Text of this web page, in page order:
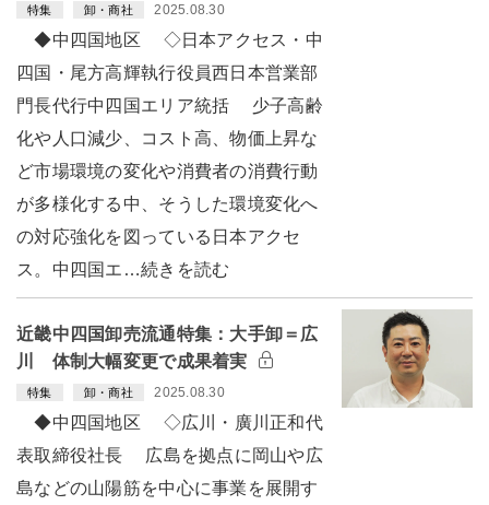
特集 卸・商社 2025.08.30
◆中四国地区 ◇日本アクセス・中
四国・尾方高輝執行役員西日本営業部
門長代行中四国エリア統括 少子高齢
化や人口減少、コスト高、物価上昇な
ど市場環境の変化や消費者の消費行動
が多様化する中、そうした環境変化へ
の対応強化を図っている日本アクセ
ス。中四国エ…続きを読む
近畿中四国卸売流通特集：大手卸＝広
川 体制大幅変更で成果着実
特集 卸・商社 2025.08.30
◆中四国地区 ◇広川・廣川正和代
表取締役社長 広島を拠点に岡山や広
島などの山陽筋を中心に事業を展開す